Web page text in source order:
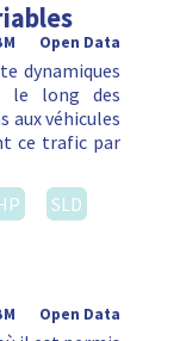
Open Data
dynamiques
le long des
aux véhicules
ce trafic par
SLD
Open Data